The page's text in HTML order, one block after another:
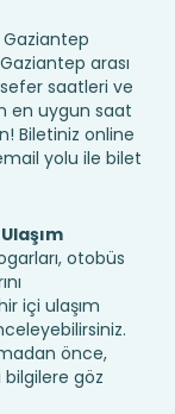
arası
saatleri ve
en uygun saat
Biletiniz online
yolu ile bilet
otobüs
içi ulaşım
önce,
bilgilere göz